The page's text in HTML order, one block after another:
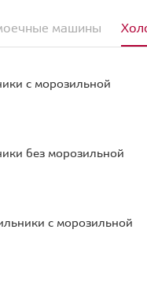
машины
с морозильной
без морозильной
с морозильной